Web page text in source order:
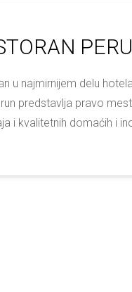
u najmirnijem delu
predstavlja pravo
i kvalitetnih domaćih i